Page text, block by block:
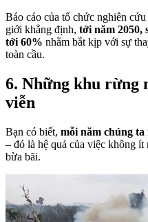
Báo cáo của tổ chức nghiên
giới khẳng định, tới năm 2050,
tới 60% nhằm bắt kịp với sự
toàn cầu.
6. Những khu rừng
viễn
Bạn có biết, mỗi năm chúng
– đó là hệ quả của việc không
bừa bãi.